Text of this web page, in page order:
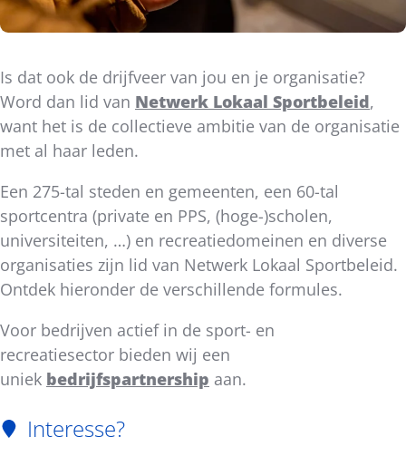
Is dat ook de drijfveer van jou en je organisatie?
Word dan lid van Netwerk Lokaal Sportbeleid,
want het is de collectieve ambitie van de organisatie
met al haar leden.
Een 275-tal steden en gemeenten, een 60-tal
sportcentra (private en PPS, (hoge-)scholen,
universiteiten, …) en recreatiedomeinen en diverse
organisaties zijn lid van Netwerk Lokaal Sportbeleid.
Ontdek hieronder de verschillende formules.
Voor bedrijven actief in de sport- en
recreatiesector bieden wij een
uniek bedrijfspartnership aan.
Interesse?